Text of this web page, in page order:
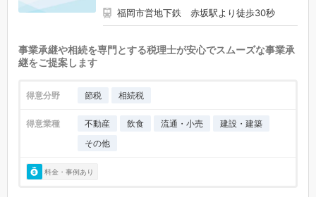
福岡市営地下鉄 赤坂駅より徒歩30秒
事業承継や相続を専門とする税理士が安心でスムーズな事業承
継をご提案します
得意分野 節税 相続税
得意業種 不動産 飲食 流通・小売
建設・建築
その他
料金・事例あり